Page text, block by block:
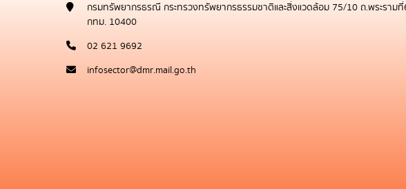
กรมทรัพยากรธรณี กระทรวงทรัพยากรธรรมชาติและสิ่งแวดล้อม 75/10 ถ.พระราม
กทม. 10400
02 621 9692
infosector@dmr.mail.go.th